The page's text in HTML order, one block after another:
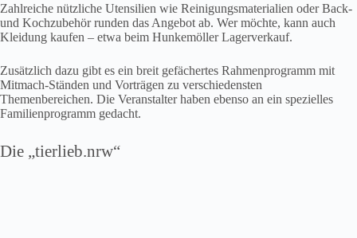
Zahlreiche nützliche Utensilien wie Reinigungsmaterialien oder Back-
und Kochzubehör runden das Angebot ab. Wer möchte, kann auch
Kleidung kaufen – etwa beim Hunkemöller Lagerverkauf.
Zusätzlich dazu gibt es ein breit gefächertes Rahmenprogramm mit
Mitmach-Ständen und Vorträgen zu verschiedensten
Themenbereichen. Die Veranstalter haben ebenso an ein spezielles
Familienprogramm gedacht.
Die „tierlieb.nrw“